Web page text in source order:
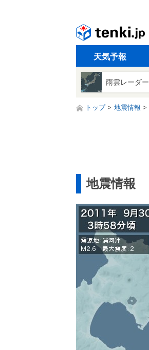
天気予報
雨雲レーダー
トップ 地震情報
地震情報